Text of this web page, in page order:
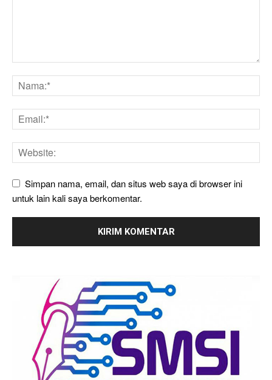
Simpan nama, email, dan situs web saya di browser ini
untuk lain kali saya berkomentar.